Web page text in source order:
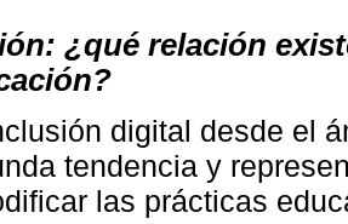
¿qué relación
digital desde el
tendencia y
las prácticas